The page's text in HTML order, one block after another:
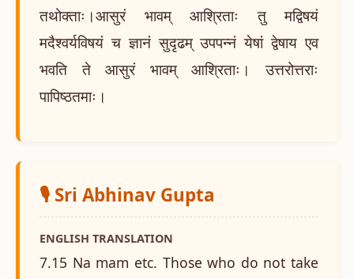
तथोक्ताः।आसुरं भावम् आश्रिताः तु मद्विषयं
मदैश्वर्यविषयं च ज्ञानं सुदृढम् उपपन्नं येषां द्वेषाय एव
भवति ते आसुरं भावम् आश्रिताः। उत्तरोत्तराः
पापिष्ठतमाः।
🎙️ Sri Abhinav Gupta
ENGLISH TRANSLATION
7.15 Na mam etc. Those who do not take